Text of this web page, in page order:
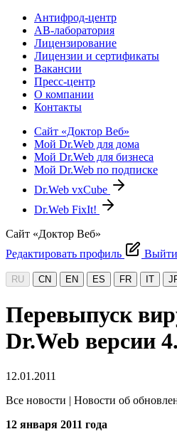
Антифрод-центр
АВ-лаборатория
Лицензирование
Лицензии и сертификаты
Вакансии
Пресс-центр
О компании
Контакты
Сайт «Доктор Веб»
Мой Dr.Web для дома
Мой Dr.Web для бизнеса
Мой Dr.Web по подписке
Dr.Web vxCube
Dr.Web FixIt!
Сайт «Доктор Веб»
Редактировать профиль
Выйти
RU CN EN ES FR IT
Перевыпуск
Dr.Web версии
12.01.2011
Все новости | Новости об
12 января 2011 года